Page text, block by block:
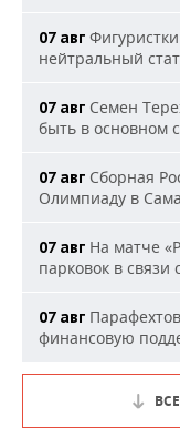
07 авг
нейтральный
07 авг Семен
быть в основном
07 авг Сборная
Олимпиаду в
07 авг На матче
парковок в
07 авг
финансовую